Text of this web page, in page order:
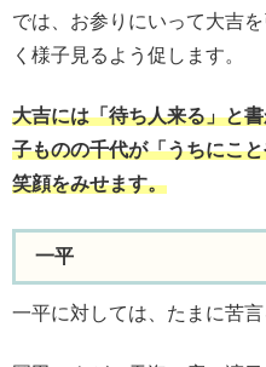
では、お参りにいって大吉
く様子見るよう促します。
大吉には「待ち人来る」と
子ものの千代が「うちにこ
笑顔をみせます。
一平
一平に対しては、たまに苦